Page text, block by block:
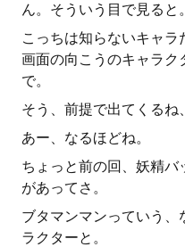
ん。そういう目で見ると。
こっちは知らないキャラ
画面の向こうのキャラク
で。
そう、前提で出てくるね
あー、なるほどね。
ちょっと前の回、妖精
があってさ。
ブタマンマンっていう、
ラクターと。